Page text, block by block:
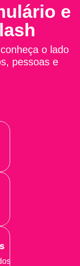
e
o lado
pessoas e